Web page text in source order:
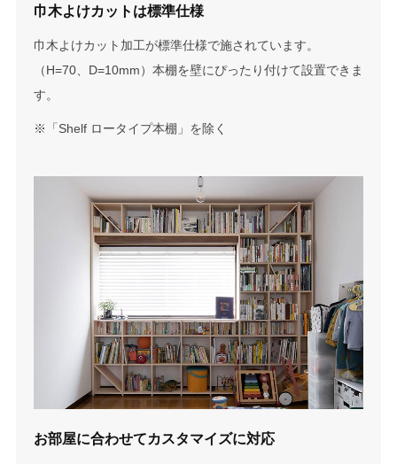
巾木よけカットは標準仕様
巾木よけカット加工が標準仕様で施されています。
（H=70、D=10mm）本棚を壁にぴったり付けて設置できま
す。
※「Shelf ロータイプ本棚」を除く
お部屋に合わせてカスタマイズに対応